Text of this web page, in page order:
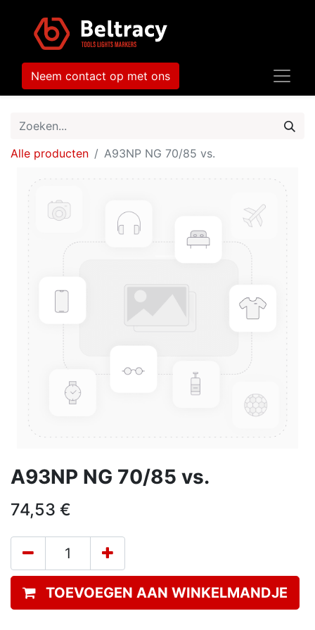
Neem contact op met ons
Alle producten A93NP NG 70/85 vs.
A93NP NG 70/85 vs.
74,53 €
TOEVOEGEN AAN WINKELMANDJE